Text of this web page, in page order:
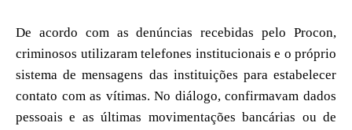
De acordo com as denúncias recebidas pelo Procon,
criminosos utilizaram telefones institucionais e o próprio
sistema de mensagens das instituições para estabelecer
contato com as vítimas. No diálogo, confirmavam dados
pessoais e as últimas movimentações bancárias ou de